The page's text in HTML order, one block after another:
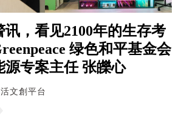
讯，看见2100年的生存考
绿色和平基金会
专案主任 张皪心
文創平台